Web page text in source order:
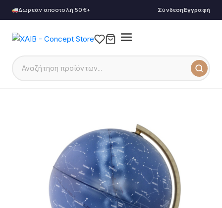
Δωρεάν αποστολή 50€+ ΣύνδεσηΕγγραφή